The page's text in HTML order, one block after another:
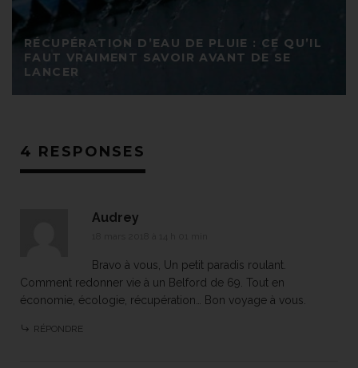
RÉCUPÉRATION D’EAU DE PLUIE : CE QU’IL
FAUT VRAIMENT SAVOIR AVANT DE SE
LANCER
4 RESPONSES
Audrey
Bravo à vous, Un petit paradis roulant.
Comment redonner vie à un Belford de 69. Tout en
économie, écologie, récupération… Bon voyage à vous.
RÉPONDRE